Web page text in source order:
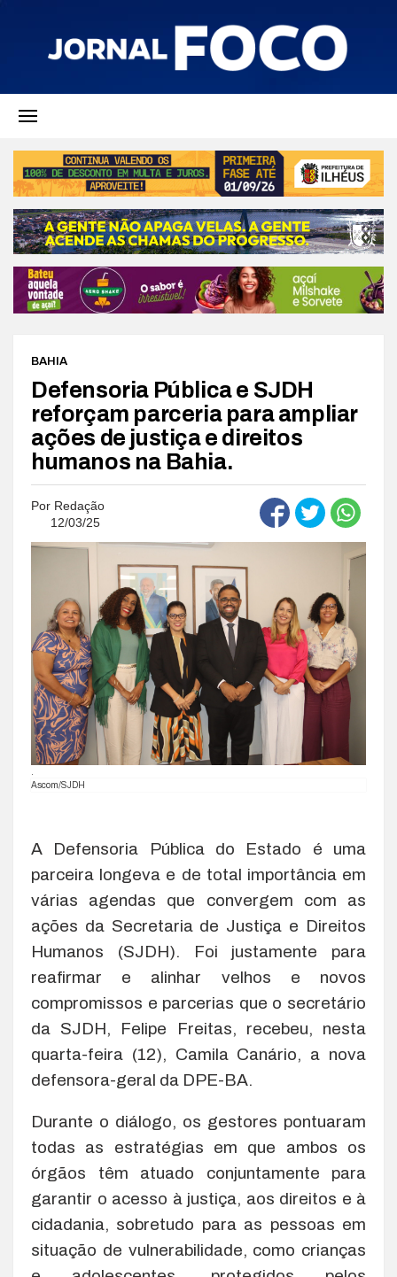
BAHIA
Defensoria Pública e SJDH
reforçam parceria para ampliar
ações de justiça e direitos
humanos na Bahia.
Por Redação
12/03/25
Ascom/SJDH
A Defensoria Pública do Estado é uma
parceira longeva e de total importância em
várias agendas que convergem com as
ações da Secretaria de Justiça e Direitos
Humanos (SJDH). Foi justamente para
reafirmar e alinhar velhos e novos
compromissos e parcerias que o secretário
da SJDH, Felipe Freitas, recebeu, nesta
quarta-feira (12), Camila Canário, a nova
defensora-geral da DPE-BA.
Durante o diálogo, os gestores pontuaram
todas as estratégias em que ambos os
órgãos têm atuado conjuntamente para
garantir o acesso à justiça, aos direitos e à
cidadania, sobretudo para as pessoas em
situação de vulnerabilidade, como crianças